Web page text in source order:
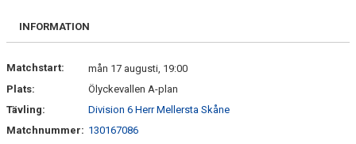
TRUPPEN
BILDGALLERI
KONTAKT
INFORMATION
Matchstart:
mån 17 augusti, 19:00
Plats:
Ölyckevallen A-plan
Tävling:
Division 6 Herr Mellersta Skåne
Matchnummer: 130167086